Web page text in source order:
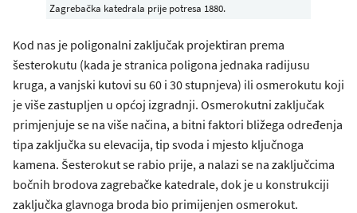
Zagrebačka katedrala prije potresa 1880.
Kod nas je poligonalni zaključak projektiran prema
šesterokutu (kada je stranica poligona jednaka radijusu
kruga, a vanjski kutovi su 60 i 30 stupnjeva) ili osmerokutu koji
je više zastupljen u općoj izgradnji. Osmerokutni zaključak
primjenjuje se na više načina, a bitni faktori bližega određenja
tipa zaključka su elevacija, tip svoda i mjesto ključnoga
kamena. Šesterokut se rabio prije, a nalazi se na zaključcima
bočnih brodova zagrebačke katedrale, dok je u konstrukciji
zaključka glavnoga broda bio primijenjen osmerokut.